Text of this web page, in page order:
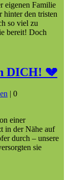
eigenen Familie
hinter den tristen
so viel zu
bereit! Doch
DICH! 💔
| 0
einer
in der Nähe auf
durch – unsere
sie